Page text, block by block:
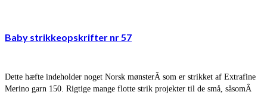
Baby strikkeopskrifter nr 57
Dette hæfte indeholder noget Norsk mønsterÂ som er strikket af Extrafine
Merino garn 150. Rigtige mange flotte strik projekter til de små, såsomÂ